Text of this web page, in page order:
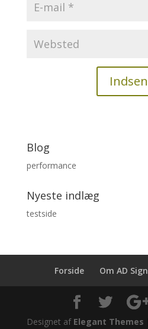
Blog
performance
Nyeste indlæg
testside
Forside Om AD Sign
Designet af Elegant Themes